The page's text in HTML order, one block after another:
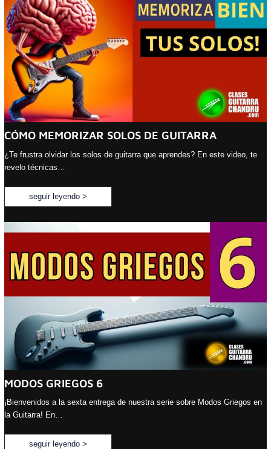
CÓMO MEMORIZAR SOLOS DE GUITARRA
¿Te frustra olvidar los solos de guitarra que aprendes? En este video, te
revelo técnicas…
seguir leyendo >
MODOS GRIEGOS 6
¡Bienvenidos a la sexta entrega de nuestra serie sobre Modos Griegos en
la Guitarra! En…
seguir leyendo >